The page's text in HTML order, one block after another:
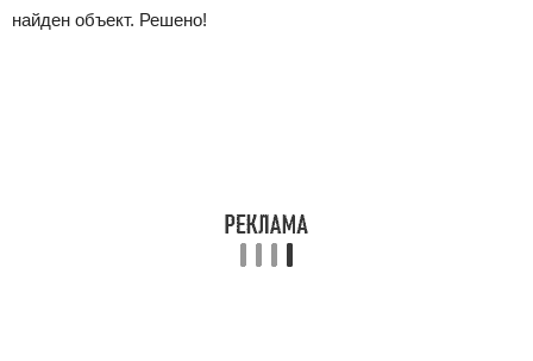
найден объект. Решено!